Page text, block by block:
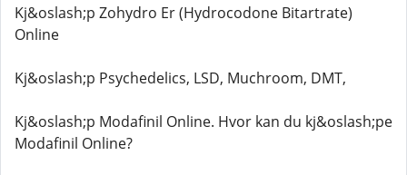
Kj&oslash;p Zohydro Er (Hydrocodone Bitartrate)
Online
Kj&oslash;p Psychedelics, LSD, Muchroom, DMT,
Kj&oslash;p Modafinil Online. Hvor kan du kj&oslash;pe
Modafinil Online?